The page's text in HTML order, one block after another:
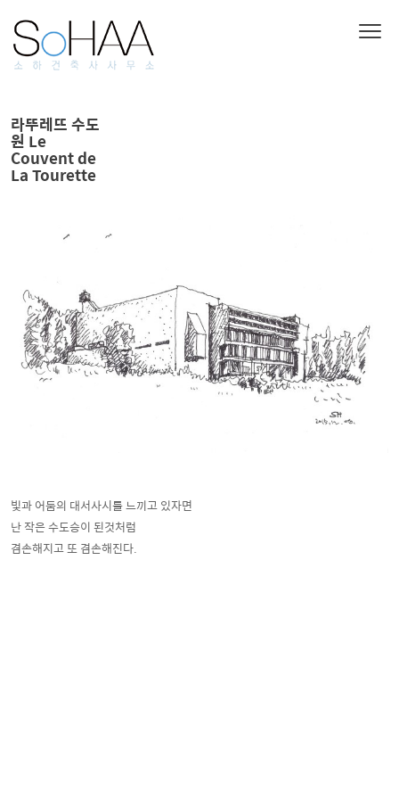
라뚜레뜨 수도
원 Le
Couvent de
La Tourette
빛과 어둠의 대서사시를 느끼고 있자면
난 작은 수도승이 된것처럼
겸손해지고 또 겸손해진다.